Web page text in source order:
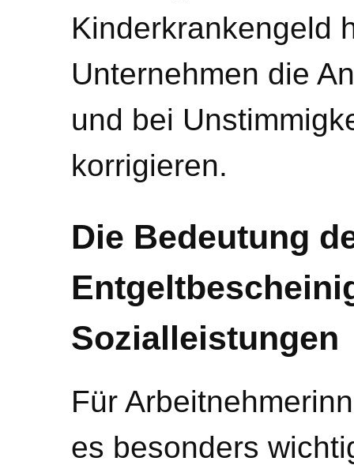
Kinderkrankengeld
Unternehmen die
und bei
korrigieren.
Die Bedeutung
Sozialleistungen
Für
es besonders